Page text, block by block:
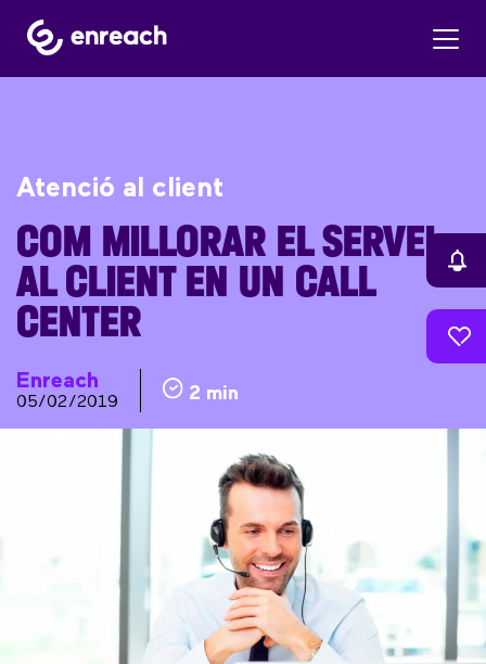
Atenció al client
COM MILLORAR EL SERVEI
AL CLIENT EN UN CALL
CENTER
Enreach
05/02/2019 2 min